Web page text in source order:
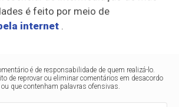
é feito por meio de
internet .
é de responsabilidade de quem realizá-lo.
de reprovar ou eliminar comentários em desacordo
que contenham palavras ofensivas.